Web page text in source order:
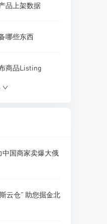
品上架数据
哪些东西
商品Listing
商品流量
哪些费用
索产品调研
中国商家卖爆大俄
云仓” 助您掘金北